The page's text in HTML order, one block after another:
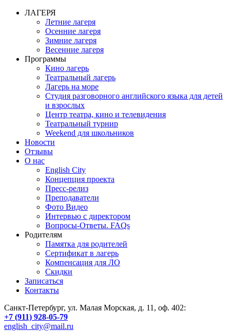
ЛАГЕРЯ
Летние лагеря
Осенние лагеря
Зимние лагеря
Весенние лагеря
Программы
Кино лагерь
Театральный лагерь
Лагерь на море
Студия разговорного английского языка для детей
и взрослых
Центр театра, кино и телевидения
Театральный турнир
Weekend для школьников
Новости
Отзывы
О нас
English City
Концепция проекта
Пресс-релиз
Преподаватели
Фото Видео
Интервью с директором
Вопросы-Ответы. FAQs
Родителям
Памятка для родителей
Сертификат в лагерь
Компенсация для ЛО
Скидки
Записаться
Контакты
Санкт-Петербург, ул. Малая Морская, д. 11, оф. 402:
+7 (911) 928-05-79
english_city@mail.ru